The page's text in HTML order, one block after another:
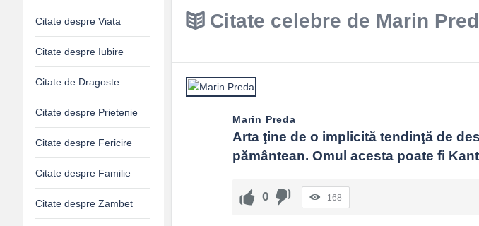
Citate celebre de Marin
Marin Preda
Arta ţine de o implicită tendinţă de
pământean. Omul acesta poate fi
0 168
Citate despre Viata
Citate despre Iubire
Citate de Dragoste
Citate despre Prietenie
Citate despre Fericire
Citate despre Familie
Citate despre Zambet